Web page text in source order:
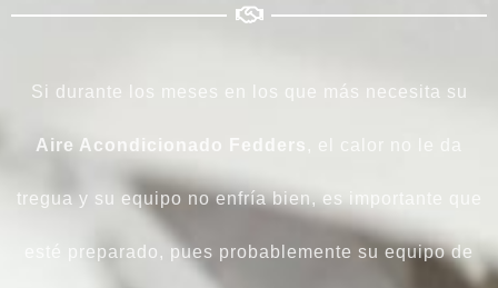
Si durante los meses en los que más necesita su
Aire Acondicionado Fedders , el calor no le da
tregua y su equipo no enfría bien, es importante que
esté preparado, pues probablemente su equipo de